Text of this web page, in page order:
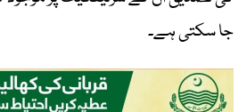
جا سکتی ہے۔